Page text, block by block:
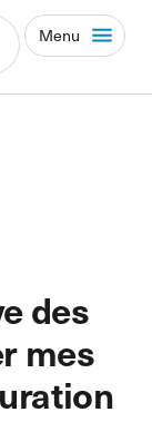
Menu
des
mes